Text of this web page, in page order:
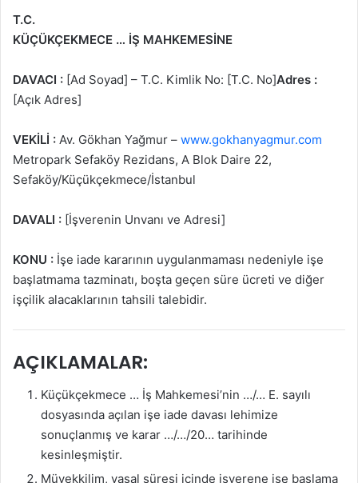
T.C.
KÜÇÜKÇEKMECE … İŞ MAHKEMESİNE
DAVACI : [Ad Soyad] – T.C. Kimlik No: [T.C. No]Adres :
[Açık Adres]
VEKİLİ : Av. Gökhan Yağmur – www.gokhanyagmur.com
Metropark Sefaköy Rezidans, A Blok Daire 22,
Sefaköy/Küçükçekmece/İstanbul
DAVALI : [İşverenin Unvanı ve Adresi]
KONU : İşe iade kararının uygulanmaması nedeniyle işe
başlatmama tazminatı, boşta geçen süre ücreti ve diğer
işçilik alacaklarının tahsili talebidir.
AÇIKLAMALAR:
Küçükçekmece … İş Mahkemesi’nin …/… E. sayılı
dosyasında açılan işe iade davası lehimize
sonuçlanmış ve karar …/…/20… tarihinde
kesinleşmiştir.
Müvekkilim, yasal süresi içinde işverene işe başlama